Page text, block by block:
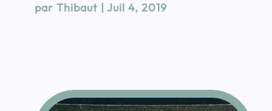
par Thibaut | Juil 4, 2019